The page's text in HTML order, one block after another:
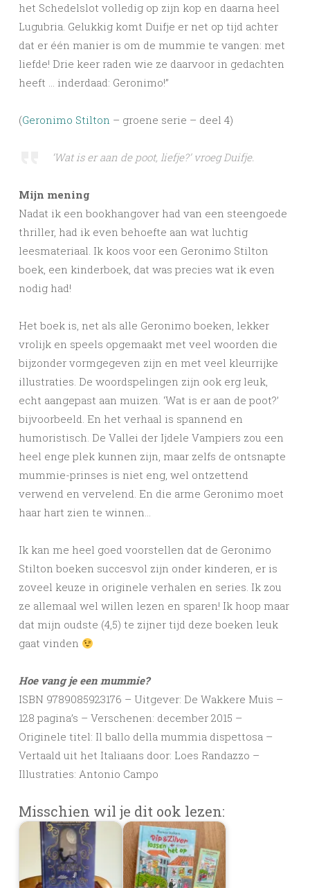
het Schedelslot volledig op zijn kop en daarna heel
Lugubria. Gelukkig komt Duifje er net op tijd achter
dat er één manier is om de mummie te vangen: met
liefde! Drie keer raden wie ze daarvoor in gedachten
heeft … inderdaad: Geronimo!”
(Geronimo Stilton – groene serie – deel 4)
‘Wat is er aan de poot, liefje?’ vroeg Duifje.
Mijn mening
Nadat ik een bookhangover had van een steengoede
thriller, had ik even behoefte aan wat luchtig
leesmateriaal. Ik koos voor een Geronimo Stilton
boek, een kinderboek, dat was precies wat ik even
nodig had!
Het boek is, net als alle Geronimo boeken, lekker
vrolijk en speels opgemaakt met veel woorden die
bijzonder vormgegeven zijn en met veel kleurrijke
illustraties. De woordspelingen zijn ook erg leuk,
echt aangepast aan muizen. ‘Wat is er aan de poot?’
bijvoorbeeld. En het verhaal is spannend en
humoristisch. De Vallei der Ijdele Vampiers zou een
heel enge plek kunnen zijn, maar zelfs de ontsnapte
mummie-prinses is niet eng, wel ontzettend
verwend en vervelend. En die arme Geronimo moet
haar hart zien te winnen…
Ik kan me heel goed voorstellen dat de Geronimo
Stilton boeken succesvol zijn onder kinderen, er is
zoveel keuze in originele verhalen en series. Ik zou
ze allemaal wel willen lezen en sparen! Ik hoop maar
dat mijn oudste (4,5) te zijner tijd deze boeken leuk
gaat vinden
Hoe vang je een mummie?
ISBN 9789085923176 – Uitgever: De Wakkere Muis –
128 pagina’s – Verschenen: december 2015 –
Originele titel: Il ballo della mummia dispettosa –
Vertaald uit het Italiaans door: Loes Randazzo –
Illustraties: Antonio Campo
Misschien wil je dit ook lezen: